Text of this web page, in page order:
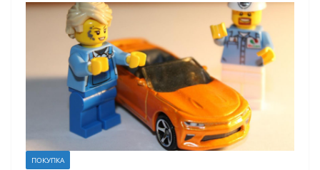
ПОКУПКА